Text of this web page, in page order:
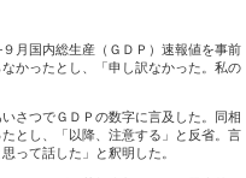
月国内総生産（ＧＤＰ）速報値を事前
かったとし、「申し訳なかった。私の
さつでＧＤＰの数字に言及した。同相
とし、「以降、注意する」と反省。言
って話した」と釈明した。